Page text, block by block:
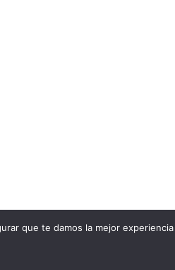
que te damos la mejor